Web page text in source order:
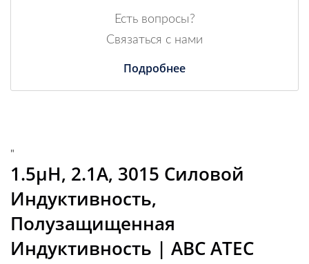
Есть вопросы?
Связаться с нами
Подробнее
"
1.5µH, 2.1A, 3015 Силовой
Индуктивность,
Полузащищенная
Индуктивность | ABC ATEC